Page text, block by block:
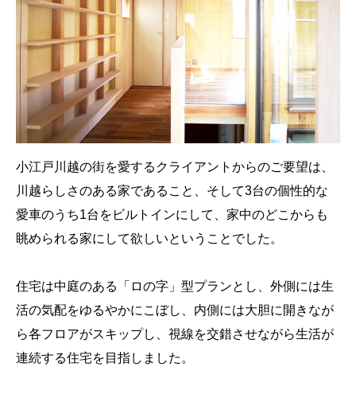
小江戸川越の街を愛するクライアントからのご要望は、
川越らしさのある家であること、そして3台の個性的な
愛車のうち1台をビルトインにして、家中のどこからも
眺められる家にして欲しいということでした。
住宅は中庭のある「ロの字」型プランとし、外側には生
活の気配をゆるやかにこぼし、内側には大胆に開きなが
ら各フロアがスキップし、視線を交錯させながら生活が
連続する住宅を目指しました。